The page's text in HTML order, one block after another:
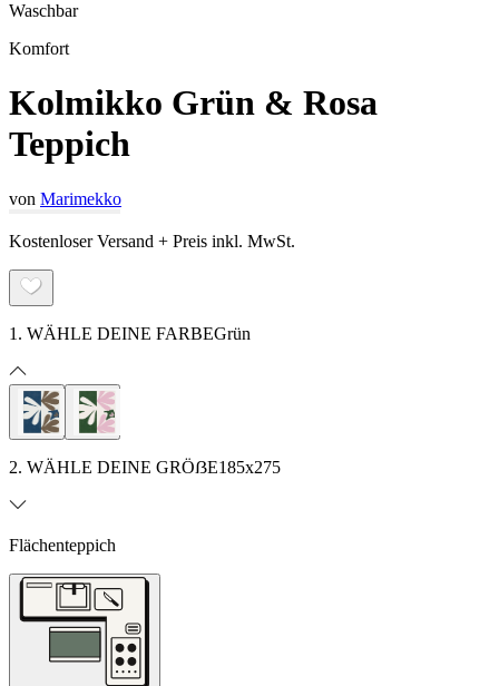
Waschbar
Komfort
Kolmikko Grün & Rosa
Teppich
von Marimekko
Kostenloser Versand + Preis inkl. MwSt.
1. WÄHLE DEINE FARBEGrün
2. WÄHLE DEINE GRÖẞE185x275
Flächenteppich